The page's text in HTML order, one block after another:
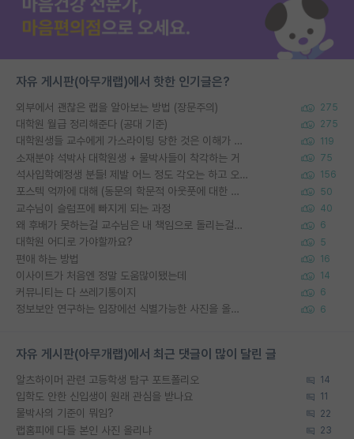
자유 게시판(아무개랩)에서 핫한 인기글은?
외부에서 괜찮은 랩을 알아보는 방법 (장문주의) 275
대학원 월급 정리해준다 (공대 기준) 275
대학원생들 교수에게 가스라이팅 당한 것은 이해가 갑니다. 안타깝네요. 119
소재분야 석박사 대학원생 + 물박사들이 착각하는 거 75
석사입학예정생 분들! 제발 어느 정도 각오는 하고 오세요. 156
포스텍 억까에 대해 (동문의 학문적 아웃풋에 대한 반박) 50
교수님이 슬럼프에 빠지게 되는 과정 40
왜 후배가 못하는걸 교수님은 내 책임으로 돌리는걸까요? 6
대학원 어디로 가야할까요? 5
편애 하는 방법 16
이사이트가 처음엔 정말 도움많이됐는데 14
커뮤니티는 다 쓰레기통이지 6
정보보안 연구하는 입장에선 식별가능한 사진을 올리는건 비추이긴함 6
자유 게시판(아무개랩)에서 최근 댓글이 많이 달린 글
알츠하이머 관련 고등학생 탐구 포트폴리오 14
입학도 안한 신입생이 원래 관심을 받나요 11
물박사의 기준이 뭐임? 22
랩홈피에 다들 본인 사진 올리냐 23